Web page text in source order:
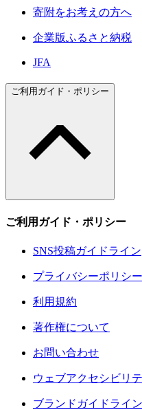
寄附をお考えの方へ
企業版ふるさと納税
JFA
ご利用ガイド・ポリシー
ご利用ガイド・ポリシー
SNS投稿ガイドライン
プライバシーポリシー
利用規約
著作権について
お問い合わせ
ウェブアクセシビリ
ブランドガイドライン